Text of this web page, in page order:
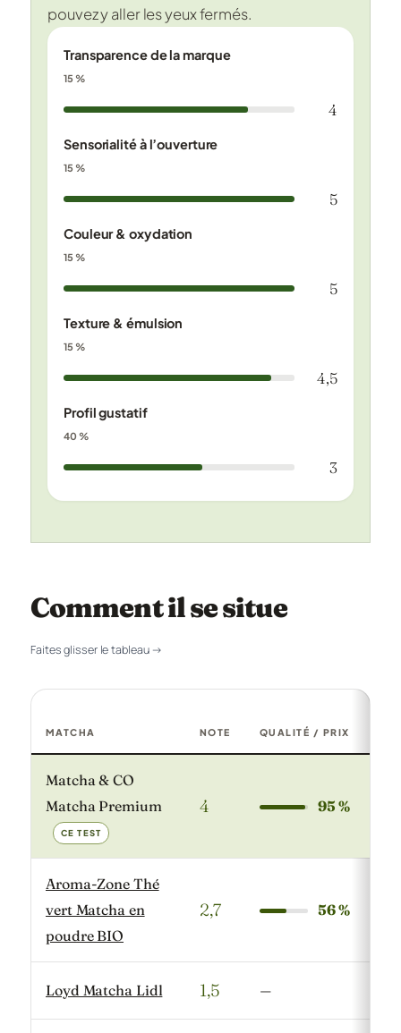
pouvez y aller les yeux fermés.
Transparence de la marque
15 %
4
Sensorialité à l’ouverture
15 %
5
Couleur & oxydation
15 %
5
Texture & émulsion
15 %
4,5
Profil gustatif
40 %
3
Comment il se situe
Faites glisser le tableau →
MATCHA NOTE QUALITÉ / PRIX
Matcha & CO
Matcha Premium
CE TEST
4 95 %
Aroma-Zone Thé
vert Matcha en
poudre BIO
2,7 56 %
Loyd Matcha Lidl 1,5 —